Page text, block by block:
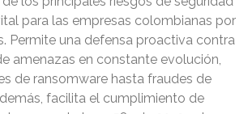
para las empresas colombianas por
Permite una defensa proactiva contra
amenazas en constante evolución,
de ransomware hasta fraudes de
facilita el cumplimiento de